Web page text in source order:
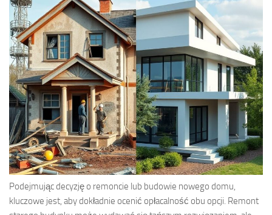
Podejmując decyzję o remoncie lub budowie nowego domu,
kluczowe jest, aby dokładnie ocenić opłacalność obu opcji. Remont